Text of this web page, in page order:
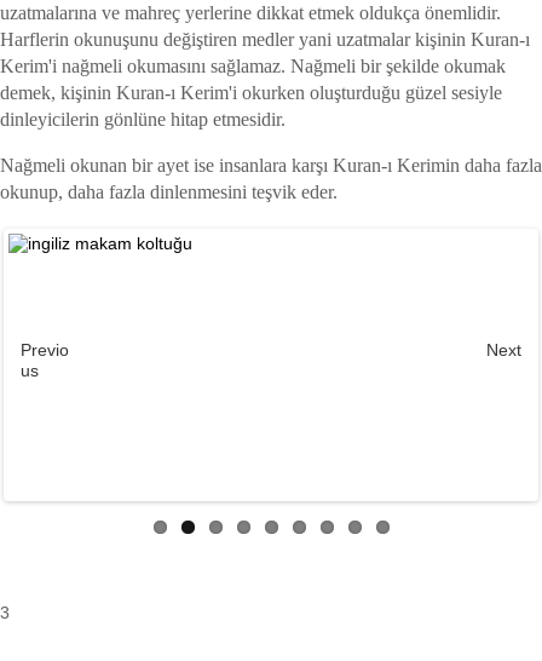
uzatmalarına ve mahreç yerlerine dikkat etmek oldukça önemlidir.
Harflerin okunuşunu değiştiren medler yani uzatmalar kişinin Kuran-ı
Kerim'i nağmeli okumasını sağlamaz. Nağmeli bir şekilde okumak
demek, kişinin Kuran-ı Kerim'i okurken oluşturduğu güzel sesiyle
dinleyicilerin gönlüne hitap etmesidir.
Nağmeli okunan bir ayet ise insanlara karşı Kuran-ı Kerimin daha fazla
okunup, daha fazla dinlenmesini teşvik eder.
Previo
us
Next
3